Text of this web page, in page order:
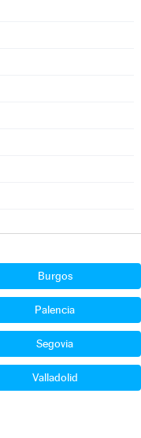
Burgos
Palencia
Segovia
Valladolid